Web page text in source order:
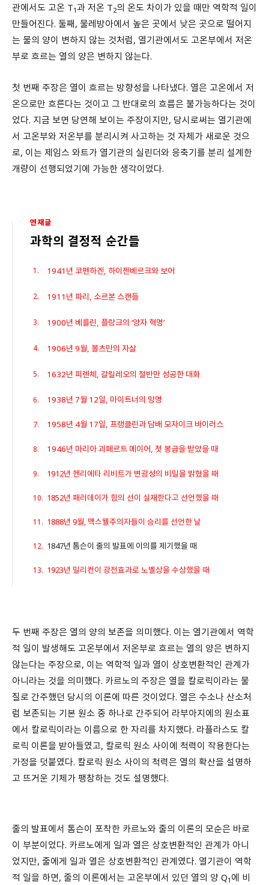
관에서도 고온 T1과 저온 T2의 온도 차이가 있을 때만 역학적 일이
만들어진다. 둘째, 물레방아에서 높은 곳에서 낮은 곳으로 떨어지
는 물의 양이 변하지 않는 것처럼, 열기관에서도 고온부에서 저온
부로 흐르는 열의 양은 변하지 않는다.
첫 번째 주장은 열이 흐르는 방향성을 나타냈다. 열은 고온에서 저
온으로만 흐른다는 것이고 그 반대로의 흐름은 불가능하다는 것이
었다. 지금 보면 당연해 보이는 주장이지만, 당시로써는 열기관에
서 고온부와 저온부를 분리시켜 사고하는 것 자체가 새로운 것으
로, 이는 제임스 와트가 열기관의 실린더와 응축기를 분리 설계한
개량이 선행되었기에 가능한 생각이었다.
연재글
과학의 결정적 순간들
1941년 코펜하겐, 하이젠베르크와 보어
1911년 파리, 소르본 스캔들
1900년 베를린, 플랑크의 ‘양자 혁명’
1906년 9월, 볼츠만의 자살
1632년 피렌체, 갈릴레오의 절반만 성공한 대화
1938년 7월 12일, 마이트너의 망명
1958년 4월 17일, 프랭클린과 담배 모자이크 바이러스
1946년 마리아 괴페르트 메이어, 첫 봉급을 받았을 때
1912년 헨리에타 리비트가 변광성의 비밀을 밝혔을 때
1852년 패러데이가 힘의 선이 실재한다고 선언했을 때
1888년 9월, 맥스웰주의자들이 승리를 선언한 날
1847년 톰슨이 줄의 발표에 이의를 제기했을 때
1923년 밀리컨이 광전효과로 노벨상을 수상했을 때
두 번째 주장은 열의 양의 보존을 의미했다. 이는 열기관에서 역학
적 일이 발생해도 고온부에서 저온부로 흐르는 열의 양은 변하지
않는다는 주장으로, 이는 역학적 일과 열이 상호변환적인 관계가
아니라는 것을 의미했다. 카르노의 주장은 열을 칼로릭이라는 물
질로 간주했던 당시의 이론에 따른 것이었다. 열은 수소나 산소처
럼 보존되는 기본 원소 중 하나로 간주되어 라부아지에의 원소표
에서 칼로릭이라는 이름으로 한 자리를 차지했다. 라플라스도 칼
로릭 이론을 받아들였고, 칼로릭 원소 사이에 척력이 작용한다는
가정을 덧붙였다. 칼로릭 원소 사이의 척력은 열의 확산을 설명하
고 뜨거운 기체가 팽창하는 것도 설명했다.
줄의 발표에서 톰슨이 포착한 카르노와 줄의 이론의 모순은 바로
이 부분이었다. 카르노에게 일과 열은 상호변환적인 관계가 아니
었지만, 줄에게 일과 열은 상호변환적인 관계였다. 열기관이 역학
적 일을 하면, 줄의 이론에서는 고온부에서 있던 열의 양 Q1 에 비